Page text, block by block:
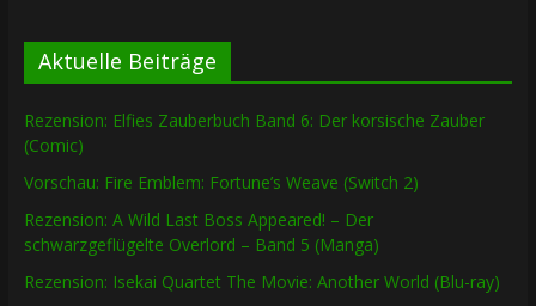
Aktuelle Beiträge
Rezension: Elfies Zauberbuch Band 6: Der korsische Zauber
(Comic)
Vorschau: Fire Emblem: Fortune’s Weave (Switch 2)
Rezension: A Wild Last Boss Appeared! – Der
schwarzgeflügelte Overlord – Band 5 (Manga)
Rezension: Isekai Quartet The Movie: Another World (Blu-ray)